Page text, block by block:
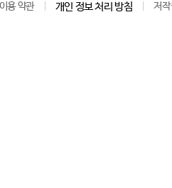
이용 약관 개인 정보 처리 방침 저